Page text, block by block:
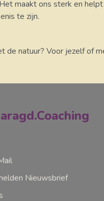
maakt ons sterk en
te zijn.
de natuur? Voor jezelf of
Nieuwsbrief